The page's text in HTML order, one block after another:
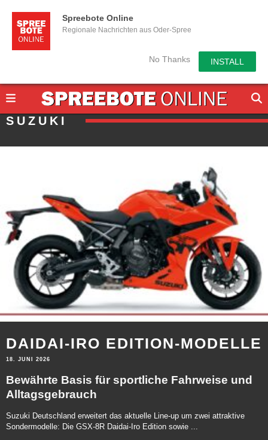
Spreebote Online
Regionale Nachrichten aus Oder-Spree
No Thanks INSTALL
SUZUKI
DAIDAI-IRO EDITION-MODELLE
18. JUNI 2026
Bewährte Basis für sportliche Fahrweise und
Alltagsgebrauch
Suzuki Deutschland erweitert das aktuelle Line-up um zwei attraktive
Sondermodelle: Die GSX-8R Daidai-Iro Edition sowie ...